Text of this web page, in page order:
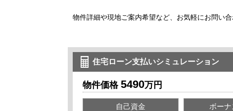
物件詳細や現地ご案内希望など、お気軽にお問い合
住宅ローン支払いシミュレーション
物件価格 5490万円
自己資金
ボー